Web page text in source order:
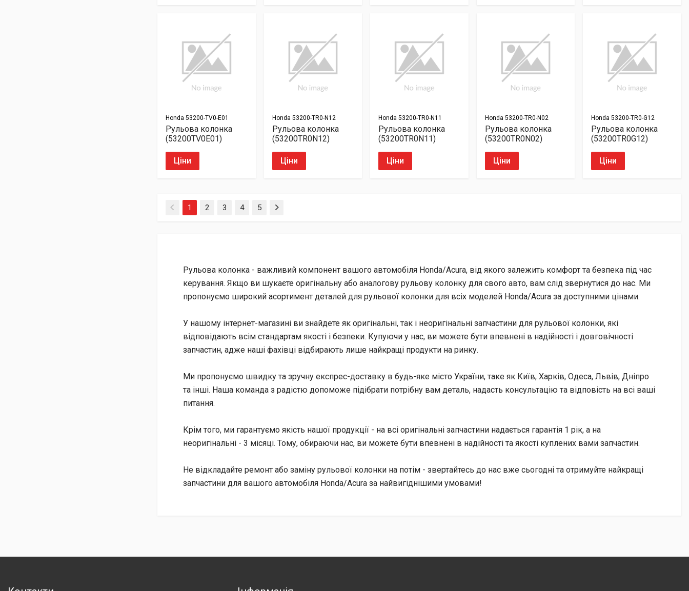
Honda 53200-TV0-E01
Рульова колонка
(53200TV0E01)
Ціни
Honda 53200-TR0-N12
Рульова колонка
(53200TR0N12)
Ціни
Honda 53200-TR0-N11
Рульова колонка
(53200TR0N11)
Ціни
Honda 53200-TR0-N02
Рульова колонка
(53200TR0N02)
Ціни
Honda 53200-TR0-G12
Рульова колонка
(53200TR0G12)
Ціни
1 (current)
2 3 4 5
Рульова колонка - важливий компонент вашого автомобіля Honda/Acura, від якого залежить комфорт та безпека під час
керування. Якщо ви шукаєте оригінальну або аналогову рульову колонку для свого авто, вам слід звернутися до нас. Ми
пропонуємо широкий асортимент деталей для рульової колонки для всіх моделей Honda/Acura за доступними цінами.
У нашому інтернет-магазині ви знайдете як оригінальні, так і неоригінальні запчастини для рульової колонки, які
відповідають всім стандартам якості і безпеки. Купуючи у нас, ви можете бути впевнені в надійності і довговічності
запчастин, адже наші фахівці відбирають лише найкращі продукти на ринку.
Ми пропонуємо швидку та зручну експрес-доставку в будь-яке місто України, таке як Київ, Харків, Одеса, Львів, Дніпро
та інші. Наша команда з радістю допоможе підібрати потрібну вам деталь, надасть консультацію та відповість на всі ваші
питання.
Крім того, ми гарантуємо якість нашої продукції - на всі оригінальні запчастини надається гарантія 1 рік, а на
неоригінальні - 3 місяці. Тому, обираючи нас, ви можете бути впевнені в надійності та якості куплених вами запчастин.
Не відкладайте ремонт або заміну рульової колонки на потім - звертайтесь до нас вже сьогодні та отримуйте найкращі
запчастини для вашого автомобіля Honda/Acura за найвигіднішими умовами!